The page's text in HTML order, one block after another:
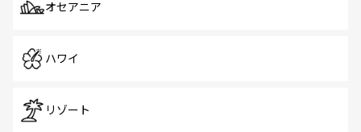
オセアニア
ハワイ
リゾート